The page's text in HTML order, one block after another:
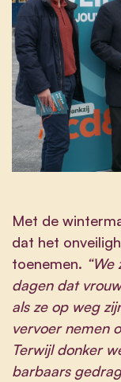
Met de
dat het
toenemen.
dagen dat
als ze op weg
vervoer nemen
Terwijl donker
barbaars